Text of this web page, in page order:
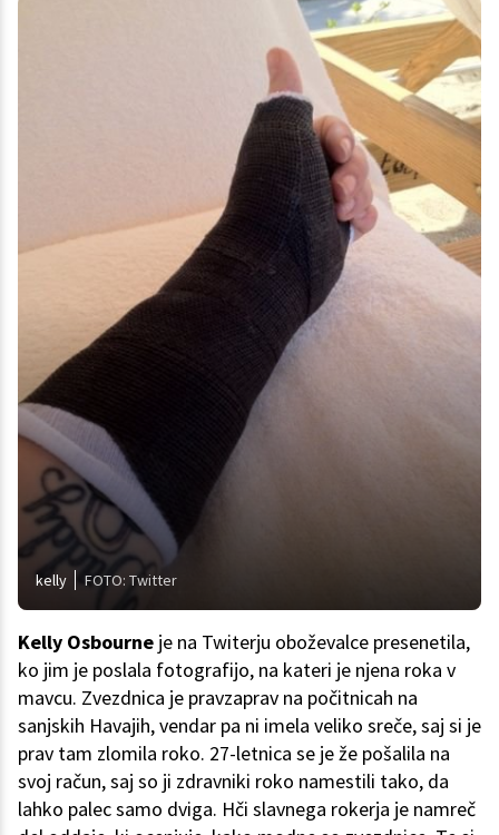
kelly FOTO: Twitter
Kelly Osbourne je na Twiterju oboževalce presenetila,
ko jim je poslala fotografijo, na kateri je njena roka v
mavcu. Zvezdnica je pravzaprav na počitnicah na
sanjskih Havajih, vendar pa ni imela veliko sreče, saj si je
prav tam zlomila roko. 27-letnica se je že pošalila na
svoj račun, saj so ji zdravniki roko namestili tako, da
lahko palec samo dviga. Hči slavnega rokerja je namreč